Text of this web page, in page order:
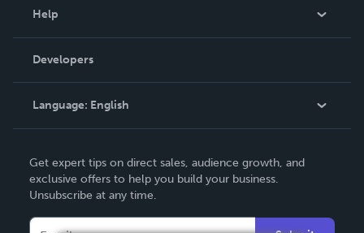
Podcast
Help
Order Lookup
Knowledge Base
Contact Support
Developers
Language: English
Deutsch
Français
Get expert tips on direct sales, audience growth, and
exclusive offers to help you build your business.
Unsubscribe at any time.